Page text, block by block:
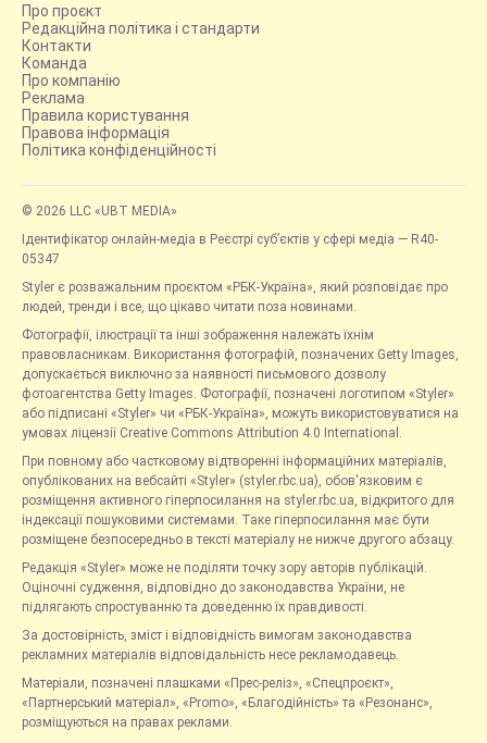
Про проєкт
Редакційна політика і стандарти
Контакти
Команда
Про компанію
Реклама
Правила користування
Правова інформація
Політика конфіденційності
© 2026 LLC «UBT MEDIA»
Ідентифікатор онлайн-медіа в Реєстрі суб’єктів у сфері медіа — R40-
05347
Styler є розважальним проєктом «РБК-Україна», який розповідає про
людей, тренди і все, що цікаво читати поза новинами.
Фотографії, ілюстрації та інші зображення належать їхнім
правовласникам. Використання фотографій, позначених Getty Images,
допускається виключно за наявності письмового дозволу
фотоагентства Getty Images. Фотографії, позначені логотипом «Styler»
або підписані «Styler» чи «РБК-Україна», можуть використовуватися на
умовах ліцензії Creative Commons Attribution 4.0 International.
При повному або частковому відтворенні інформаційних матеріалів,
опублікованих на вебсайті «Styler» (styler.rbc.ua), обов'язковим є
розміщення активного гіперпосилання на styler.rbc.ua, відкритого для
індексації пошуковими системами. Таке гіперпосилання має бути
розміщене безпосередньо в тексті матеріалу не нижче другого абзацу.
Редакція «Styler» може не поділяти точку зору авторів публікацій.
Оціночні судження, відповідно до законодавства України, не
підлягають спростуванню та доведенню їх правдивості.
За достовірність, зміст і відповідність вимогам законодавства
рекламних матеріалів відповідальність несе рекламодавець.
Матеріали, позначені плашками «Прес-реліз», «Спецпроєкт»,
«Партнерський матеріал», «Promo», «Благодійність» та «Резонанс»,
розміщуються на правах реклами.